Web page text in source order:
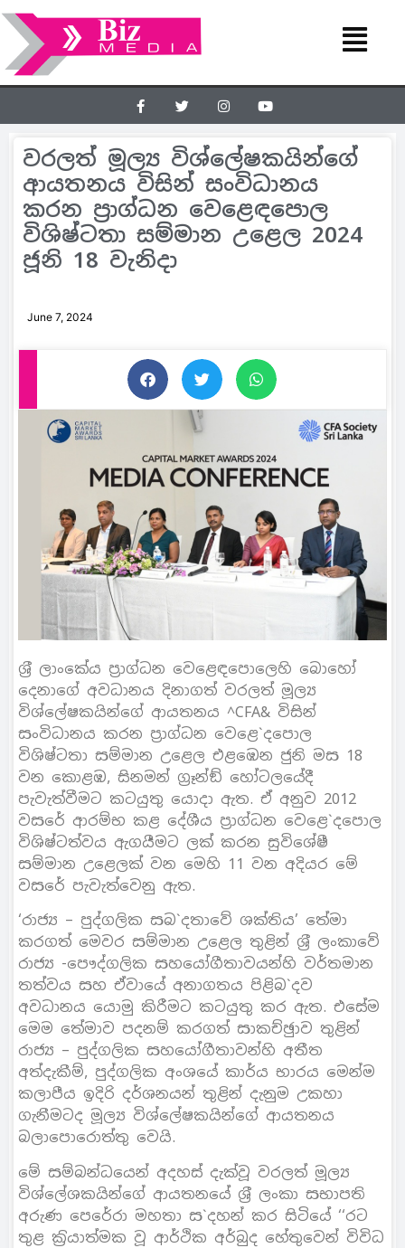
වරලත් මූල්‍ය විශ්ලේෂකයින්ගේ
ආයතනය විසින් සංවිධානය
කරන ප‍්‍රාග්ධන වෙළෙඳපොල
විශිෂ්ටතා සම්මාන උළෙල 2024
ජූනි 18 වැනිදා
June 7, 2024
ශ‍්‍රී ලාංකේය ප‍්‍රාග්ධන වෙළෙඳපොලෙහි බොහෝ
දෙනාගේ අවධානය දිනාගත් වරලත් මූල්‍ය
විශ්ලේෂකයින්ගේ ආයතනය ^CFA& විසින්
සංවිධානය කරන ප‍්‍රාග්ධන වෙළෙ`දපොල
විශිෂ්ටතා සම්මාන උළෙල එළඹෙන ජුනි මස 18
වන කොළඹ, සිනමන් ග‍්‍රෑන්ඞ් හෝටලයේදී
පැවැත්වීමට කටයුතු යොදා ඇත. ඒ අනුව 2012
වසරේ ආරම්භ කළ දේශීය ප‍්‍රාග්ධන වෙළෙ`දපොල
විශිෂ්ටත්වය ඇගයීමට ලක් කරන සුවිශේෂී
සම්මාන උළෙලක් වන මෙහි 11 වන අදියර මේ
වසරේ පැවැත්වෙනු ඇත.
‘රාජ්‍ය – පුද්ගලික සබ`දතාවේ ශක්තිය’ තේමා
කරගත් මෙවර සම්මාන උළෙල තුළින් ශ‍්‍රී ලංකාවේ
රාජ්‍ය -පෞද්ගලික සහයෝගීතාවයන්හි වර්තමාන
තත්වය සහ ඒවායේ අනාගතය පිළිබ`දව
අවධානය යොමු කිරීමට කටයුතු කර ඇත. එසේම
මෙම තේමාව පදනම් කරගත් සාකච්ඡුාව තුළින්
රාජ්‍ය – පුද්ගලික සහයෝගීතාවන්හි අතීත
අත්දැකීම්, පුද්ගලික අංශයේ කාර්ය භාරය මෙන්ම
කලාපීය ඉදිරි දර්ශනයන් තුළින් දැනුම උකහා
ගැනීමටද මූල්‍ය විශ්ලේෂකයින්ගේ ආයතනය
බලාපොරොත්තු වෙයි.
මේ සම්බන්ධයෙන් අදහස් දැක්වූ වරලත් මූල්‍ය
විශ්ලේශකයින්ගේ ආයතනයේ ශ‍්‍රී ලංකා සභාපති
අරුණ පෙරේරා මහතා ස`දහන් කර සිටියේ ‘‘රට
තුළ ක‍්‍රියාත්මක වූ ආර්ථික අර්බුද හේතුවෙන් විවිධ